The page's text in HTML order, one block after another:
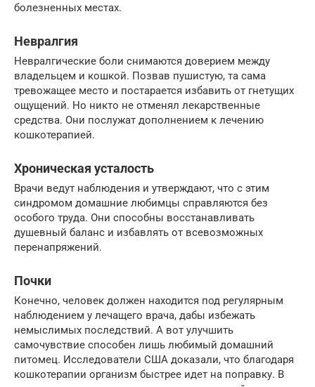
болезненных местах.
Невралгия
Невралгические боли снимаются доверием между
владельцем и кошкой. Позвав пушистую, та сама
тревожащее место и постарается избавить от гнетущих
ощущений. Но никто не отменял лекарственные
средства. Они послужат дополнением к лечению
кошкотерапией.
Хроническая усталость
Врачи ведут наблюдения и утверждают, что с этим
синдромом домашние любимцы справляются без
особого труда. Они способны восстанавливать
душевный баланс и избавлять от всевозможных
перенапряжений.
Почки
Конечно, человек должен находится под регулярным
наблюдением у лечащего врача, дабы избежать
немыслимых последствий. А вот улучшить
самочувствие способен лишь любимый домашний
питомец. Исследователи США доказали, что благодаря
кошкотерапии организм быстрее идет на поправку. В